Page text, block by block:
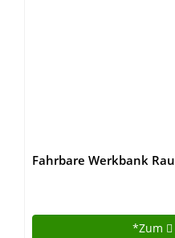
Fahrbare Werkbank
*Zum